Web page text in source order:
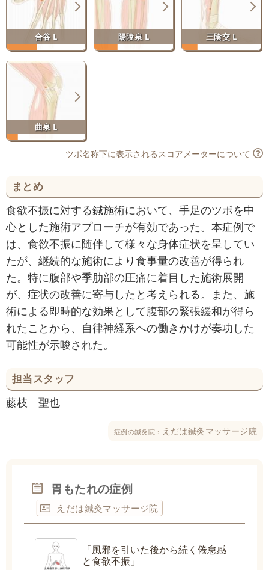
合谷 L 陽陵泉 L 三陰交 L
曲泉 L
ツボ名称下に表示されるスコアメーターについて
まとめ
食欲不振に対する鍼施術において、手足のツボを中
心とした施術アプローチが有効であった。本症例で
は、食欲不振に随伴して様々な身体症状を呈してい
たが、継続的な施術により食事量の改善が得られ
た。特に腹部や季肋部の圧痛に着目した施術展開
が、症状の改善に寄与したと考えられる。また、施
術による即時的な効果として腹部の緊張緩和が得ら
れたことから、自律神経系への働きかけが奏功した
可能性が示唆された。
担当スタッフ
藤枝 聖也
症例の鍼灸院： えだは鍼灸マッサージ院
胃もたれの症例
えだは鍼灸マッサージ院
「風邪を引いた後から続く倦怠感
と食欲不振」